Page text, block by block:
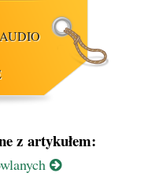
z artykułem: